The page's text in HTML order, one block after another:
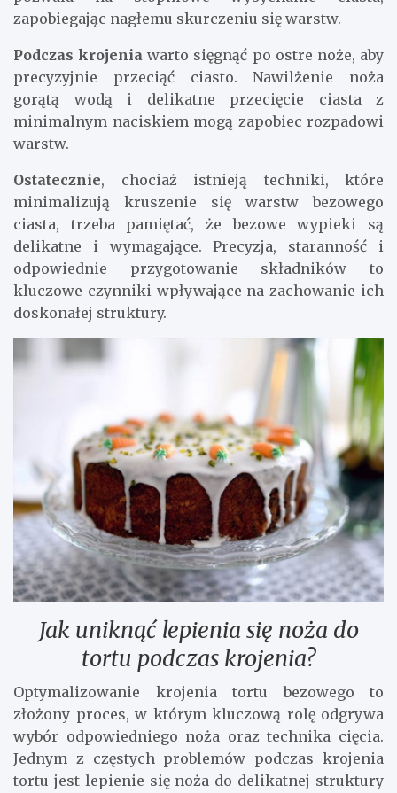
zapobiegając nagłemu skurczeniu się warstw.
Podczas krojenia warto sięgnąć po ostre noże, aby
precyzyjnie przeciąć ciasto. Nawilżenie noża
gorątą wodą i delikatne przecięcie ciasta z
minimalnym naciskiem mogą zapobiec rozpadowi
warstw.
Ostatecznie, chociaż istnieją techniki, które
minimalizują kruszenie się warstw bezowego
ciasta, trzeba pamiętać, że bezowe wypieki są
delikatne i wymagające. Precyzja, staranność i
odpowiednie przygotowanie składników to
kluczowe czynniki wpływające na zachowanie ich
doskonałej struktury.
Jak uniknąć lepienia się noża do
tortu podczas krojenia?
Optymalizowanie krojenia tortu bezowego to
złożony proces, w którym kluczową rolę odgrywa
wybór odpowiedniego noża oraz technika cięcia.
Jednym z częstych problemów podczas krojenia
tortu jest lepienie się noża do delikatnej struktury